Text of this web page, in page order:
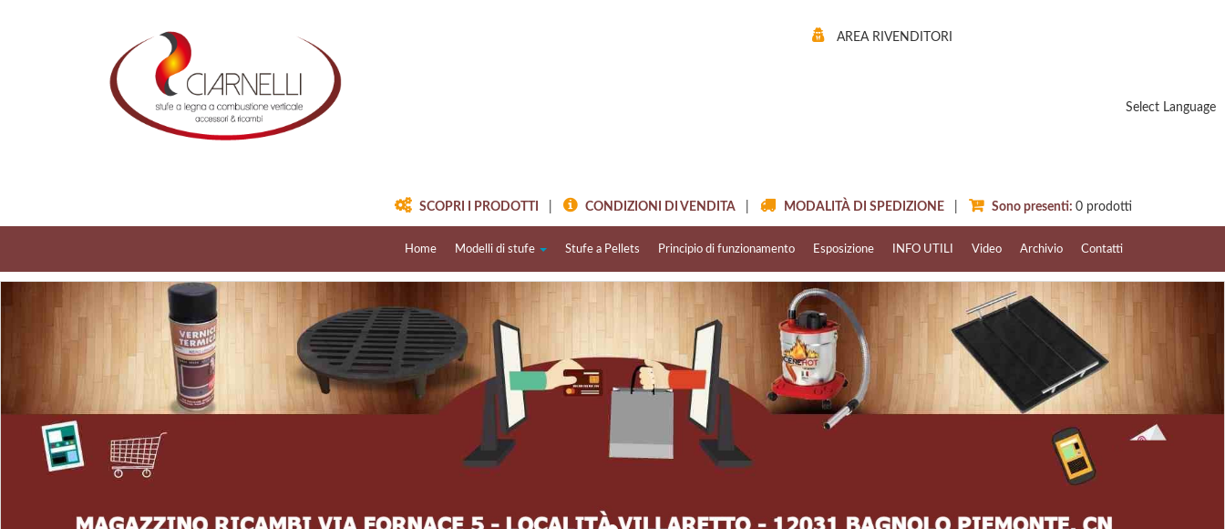
AREA RIVENDITORI
Select Language
SCOPRI I PRODOTTI CONDIZIONI DI VENDITA MODALITÀ DI SPEDIZIONE Sono presenti: 0 prodotti
Home Modelli di stufe Stufe a Pellets Principio di funzionamento Esposizione INFO UTILI Video Archivio Contatti